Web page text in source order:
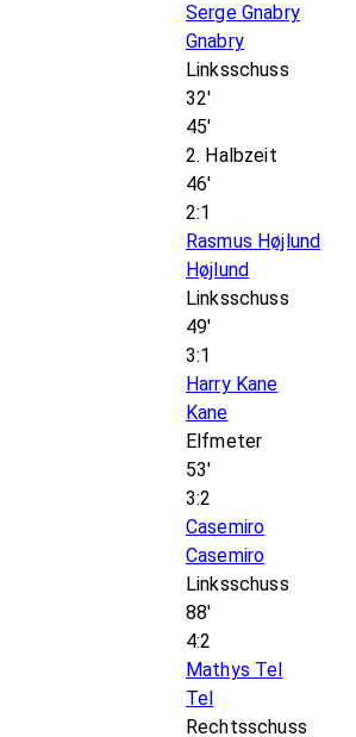
Serge Gnabry
Gnabry
Linksschuss
32'
45'
2. Halbzeit
46'
2:1
Rasmus Højlund
Højlund
Linksschuss
49'
3:1
Harry Kane
Kane
Elfmeter
53'
3:2
Casemiro
Casemiro
Linksschuss
88'
4:2
Mathys Tel
Tel
Rechtsschuss